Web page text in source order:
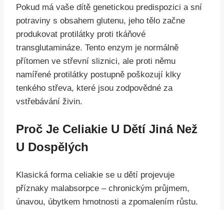
Pokud má vaše dítě genetickou predispozici a sní
potraviny s obsahem glutenu, jeho tělo začne
produkovat protilátky proti tkáňové
transglutamináze. Tento enzym je normálně
přítomen ve střevní sliznici, ale proti němu
namířené protilátky postupně poškozují klky
tenkého střeva, které jsou zodpovědné za
vstřebávání živin.
Proč Je Celiakie U Dětí Jiná Než
U Dospělých
Klasická forma celiakie se u dětí projevuje
příznaky malabsorpce – chronickým průjmem,
únavou, úbytkem hmotnosti a zpomalením růstu.